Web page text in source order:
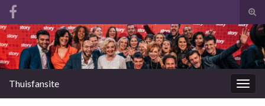
Search for:
Thuisfansite